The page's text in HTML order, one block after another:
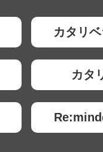
カタリ
カタ